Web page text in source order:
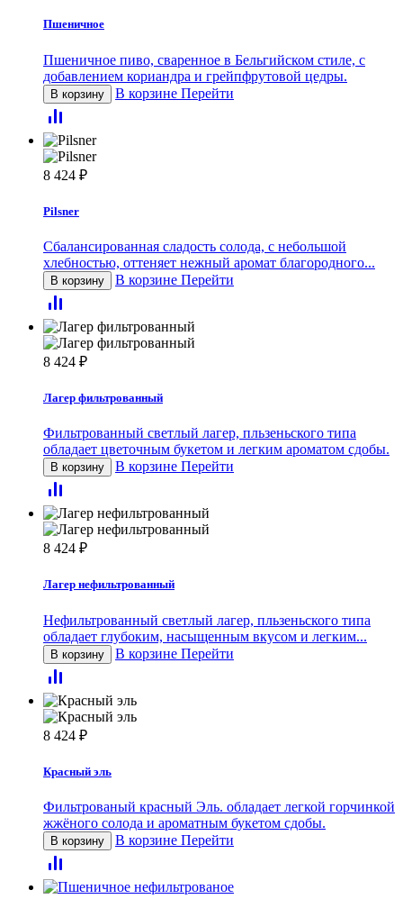
Пшеничное
Пшеничное пиво, сваренное в Бельгийском стиле, с
добавлением кориандра и грейпфрутовой цедры.
В корзину В корзине Перейти
8 424 ₽
Pilsner
Сбалансированная сладость солода, с небольшой
хлебностью, оттеняет нежный аромат благородного...
В корзину В корзине Перейти
8 424 ₽
Лагер фильтрованный
Фильтрованный светлый лагер, пльзеньского типа
обладает цветочным букетом и легким ароматом сдобы.
В корзину В корзине Перейти
8 424 ₽
Лагер нефильтрованный
Нефильтрованный светлый лагер, пльзеньского типа
обладает глубоким, насыщенным вкусом и легким...
В корзину В корзине Перейти
8 424 ₽
Красный эль
Фильтрованый красный Эль. обладает легкой горчинкой
жжёного солода и ароматным букетом сдобы.
В корзину В корзине Перейти